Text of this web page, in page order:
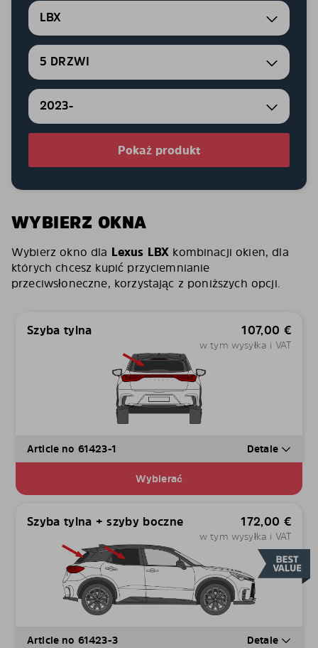
LBX
5 DRZWI
2023-
Pokaż produkt
WYBIERZ OKNA
Wybierz okno dla Lexus LBX kombinacji okien, dla
których chcesz kupić przyciemnianie
przeciwsłoneczne, korzystając z poniższych opcji.
Szyba tylna 107,00 €
w tym wysyłka i VAT
Article no 61423-1 Detale
Wybierać
Szyba tylna + szyby boczne 172,00 €
w tym wysyłka i VAT
Article no 61423-3 Detale